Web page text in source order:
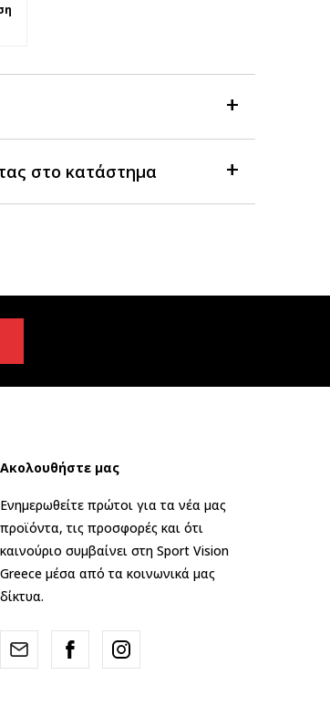
στο κατάστημα
Ακολουθήστε μας
Ενημερωθείτε πρώτοι για τα νέα μας
προϊόντα, τις προσφορές και ότι
καινούριο συμβαίνει στη Sport Vision
Greece μέσα από τα κοινωνικά μας
δίκτυα.